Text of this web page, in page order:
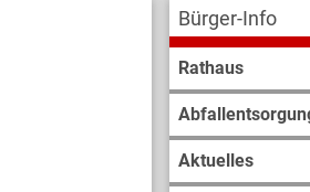
Bürger-Info
Rathaus
Aktuelles